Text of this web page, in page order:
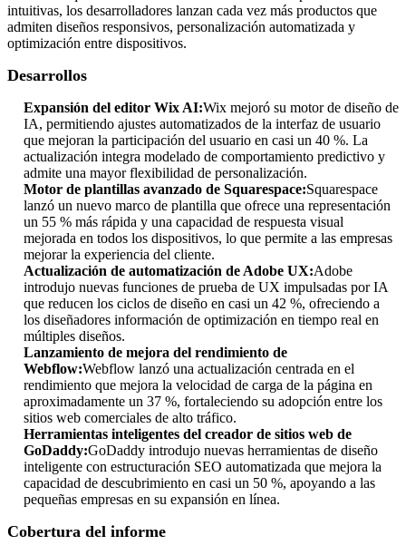
intuitivas, los desarrolladores lanzan cada vez más productos que
admiten diseños responsivos, personalización automatizada y
optimización entre dispositivos.
Desarrollos
Expansión del editor Wix AI:Wix mejoró su motor de diseño de
IA, permitiendo ajustes automatizados de la interfaz de usuario
que mejoran la participación del usuario en casi un 40 %. La
actualización integra modelado de comportamiento predictivo y
admite una mayor flexibilidad de personalización.
Motor de plantillas avanzado de Squarespace:Squarespace
lanzó un nuevo marco de plantilla que ofrece una representación
un 55 % más rápida y una capacidad de respuesta visual
mejorada en todos los dispositivos, lo que permite a las empresas
mejorar la experiencia del cliente.
Actualización de automatización de Adobe UX:Adobe
introdujo nuevas funciones de prueba de UX impulsadas por IA
que reducen los ciclos de diseño en casi un 42 %, ofreciendo a
los diseñadores información de optimización en tiempo real en
múltiples diseños.
Lanzamiento de mejora del rendimiento de
Webflow:Webflow lanzó una actualización centrada en el
rendimiento que mejora la velocidad de carga de la página en
aproximadamente un 37 %, fortaleciendo su adopción entre los
sitios web comerciales de alto tráfico.
Herramientas inteligentes del creador de sitios web de
GoDaddy:GoDaddy introdujo nuevas herramientas de diseño
inteligente con estructuración SEO automatizada que mejora la
capacidad de descubrimiento en casi un 50 %, apoyando a las
pequeñas empresas en su expansión en línea.
Cobertura del informe